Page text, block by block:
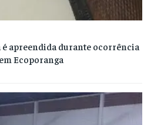
é apreendida durante ocorrência
Ecoporanga